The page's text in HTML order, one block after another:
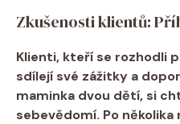
Zkušenosti klientů:
Klienti, kteří se rozhodli
sdílejí své zážitky a
maminka dvou dětí, si
sebevědomí. Po